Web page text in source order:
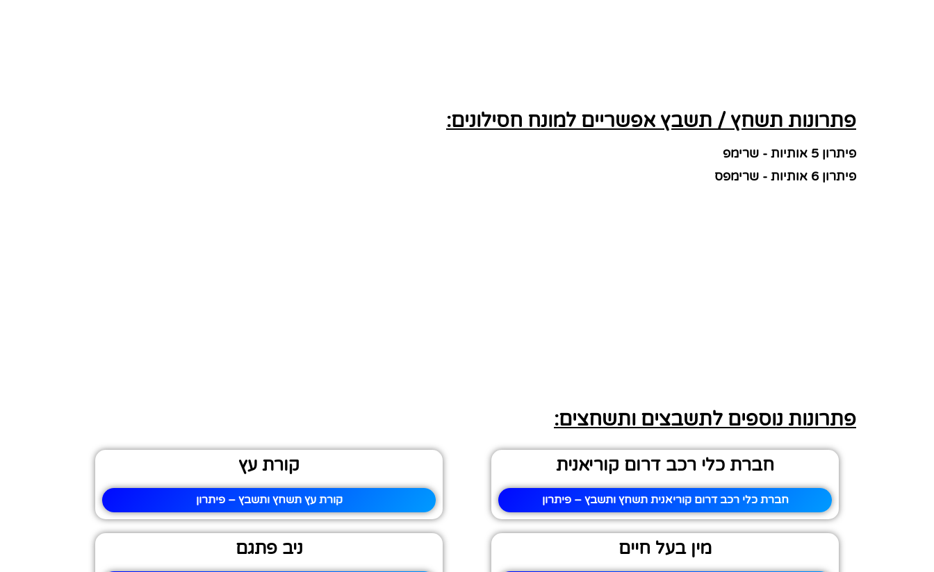
פתרונות תשחץ / תשבץ אפשריים למונח חסילונים:
פיתרון 5 אותיות - שרימפ
פיתרון 6 אותיות - שרימפס
פתרונות נוספים לתשבצים ותשחצים:
חברת כלי רכב דרום קוריאנית
חברת כלי רכב דרום קוריאנית תשחץ ותשבץ – פיתרון
קורת עץ
קורת עץ תשחץ ותשבץ – פיתרון
מין בעל חיים ניב פתגם